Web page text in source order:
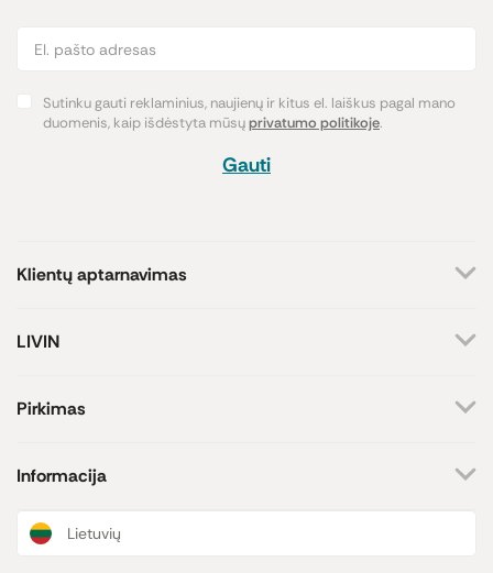
Sutinku gauti reklaminius, naujienų ir kitus el. laiškus pagal mano
duomenis, kaip išdėstyta mūsųprivatumo politikoje.
Gauti
Klientų aptarnavimas
Atsakome darbo dienomis
LIVIN
Kontaktai
Prekių ženklai
Dovanų kuponai
Pirkimas
Pristatymas
Informacija
Naujienos ir straipsniai
Lietuvių